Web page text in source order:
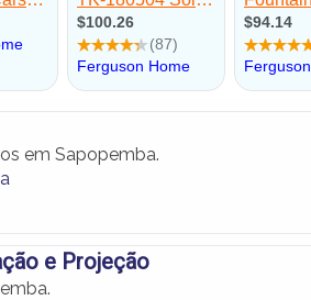
em Sapopemba.
e Projeção